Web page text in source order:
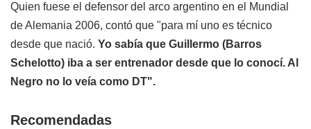
Quien fuese el defensor del arco argentino en el Mundial
de Alemania 2006, contó que "para mí uno es técnico
desde que nació. Yo sabía que Guillermo (Barros
Schelotto) iba a ser entrenador desde que lo conocí. Al
Negro no lo veía como DT".
Recomendadas